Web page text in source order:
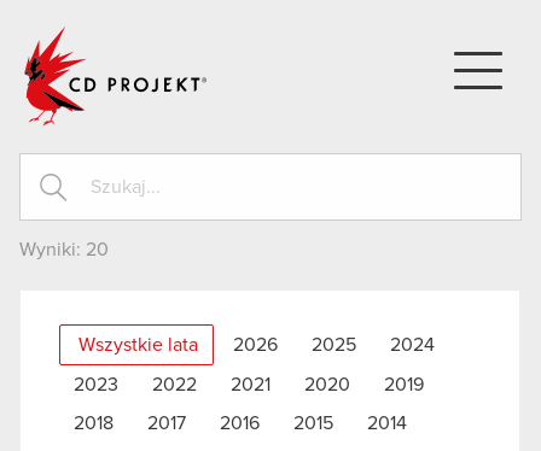
Wyniki: 20
Wszystkie lata 2026 2025 2024
2023 2022 2021 2020
2019
2018
2017 2016 2015
2014